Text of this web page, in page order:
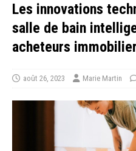
Les innovations
salle de bain
acheteurs
août 26, 2023 Marie Martin